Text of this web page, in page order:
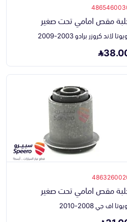
مقص امامي تحت صغير
لاند كروزر برادو 2003-2009
مقص امامي تحت صغير
اف جي 2008-2010